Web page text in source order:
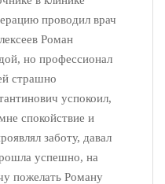
проводил врач
Роман
но профессионал
страшно
успокоил,
спокойствие и
заботу, давал
успешно, на
пожелать Роману